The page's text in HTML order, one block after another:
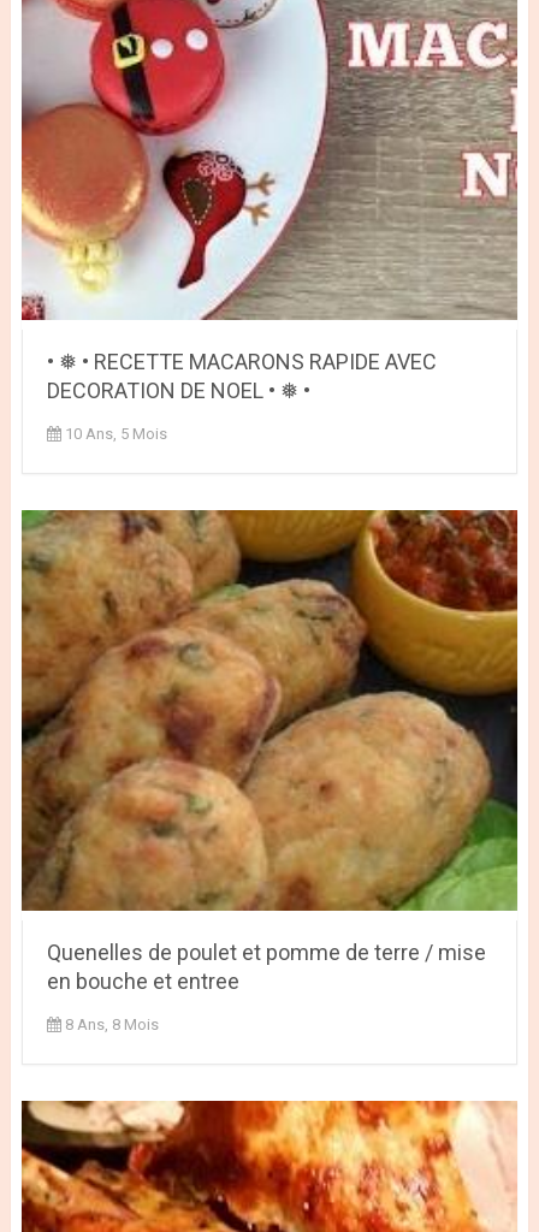
• ❅ • RECETTE MACARONS RAPIDE AVEC
DECORATION DE NOEL • ❅ •
10 Ans, 5 Mois
Quenelles de poulet et pomme de terre / mise
en bouche et entree
8 Ans, 8 Mois